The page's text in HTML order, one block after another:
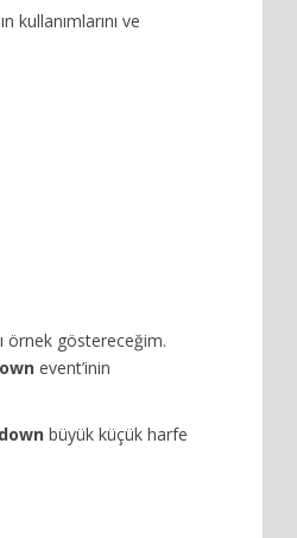
kullanımlarını ve
örnek göstereceğim.
event’inin
büyük küçük harfe